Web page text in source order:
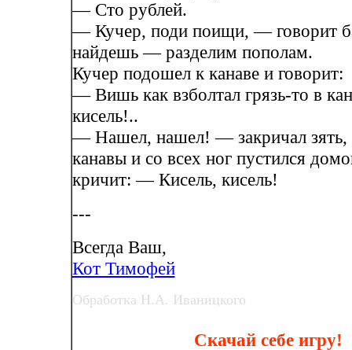
— Сто рублей.
— Кучер, поди поищи, — говорит
найдешь — разделим пополам.
Кучер подошел к канаве и говорит:
— Вишь как взболтал грязь-то в
кисель!..
— Нашел, нашел! — закричал зять,
канавы и со всех ног пустился
кричит: — Кисель, кисель!
---
Всегда Ваш,
Кот Тимофей
Обработка Н.А. Иваницкого
Скачай себе игру!